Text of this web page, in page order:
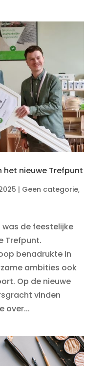
het nieuwe Trefpunt
| Geen categorie,
de feestelijke
Trefpunt.
benadrukte in
ambities ook
Op de nieuwe
vinden
over...